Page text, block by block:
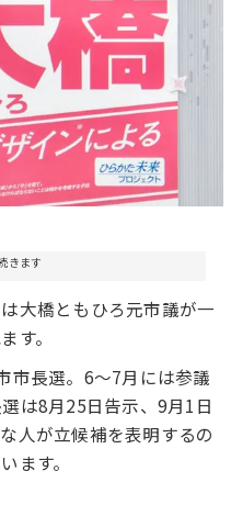
きます
大橋ともひろ元市議が一
す。
市長選。6〜7月には参議
は8月25日告示、9月1日
人が立候補を表明するの
ます。